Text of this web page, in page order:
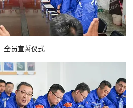
全员宣誓仪式